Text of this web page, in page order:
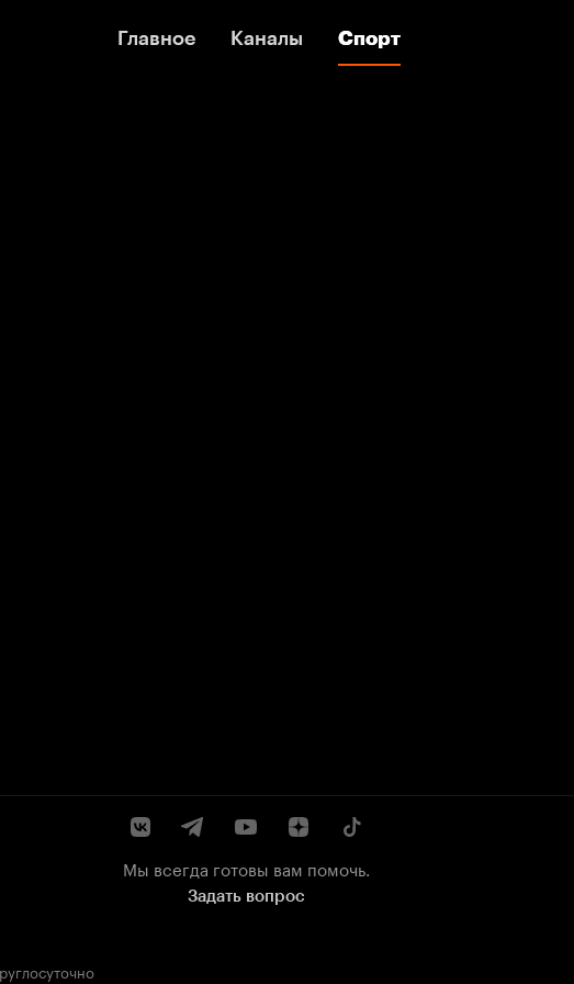
Главное Каналы Спорт
Главное Каналы Спорт
Мы всегда готовы вам помочь.
Задать вопрос